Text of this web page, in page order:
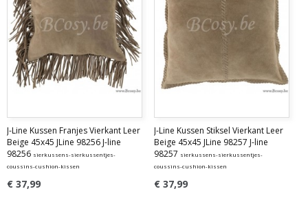
J-Line Kussen Franjes Vierkant Leer
Beige 45x45 JLine 98256 J-line
98256 sierkussens-sierkussentjes-
coussins-cushion-kissen
€ 37,99
J-Line Kussen Stiksel Vierkant Leer
Beige 45x45 JLine 98257 J-line
98257 sierkussens-sierkussentjes-
coussins-cushion-kissen
€ 37,99